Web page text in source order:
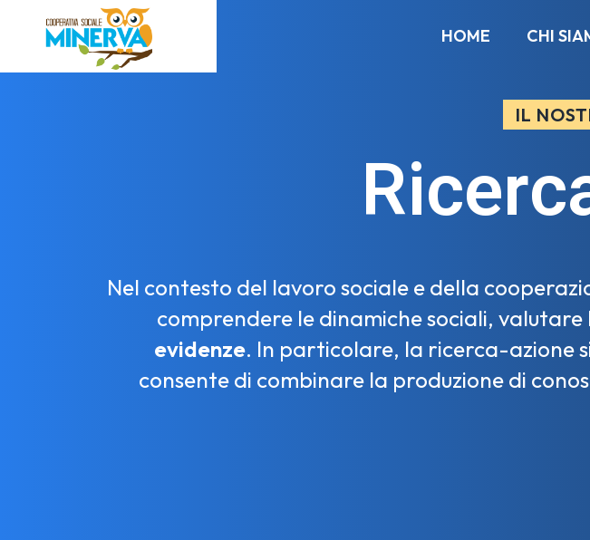
HOME CHI
IL
Nel contesto del lavoro sociale e della
comprendere le dinamiche sociali,
evidenze. In particolare, la ricerca-azione
consente di combinare la produzione di